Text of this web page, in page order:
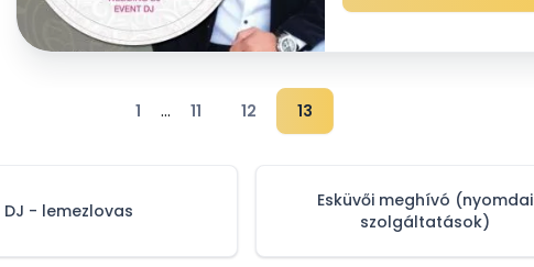
1 ... 11 12 13
DJ - lemezlovas
Esküvői meghívó (nyomdai
szolgáltatások)